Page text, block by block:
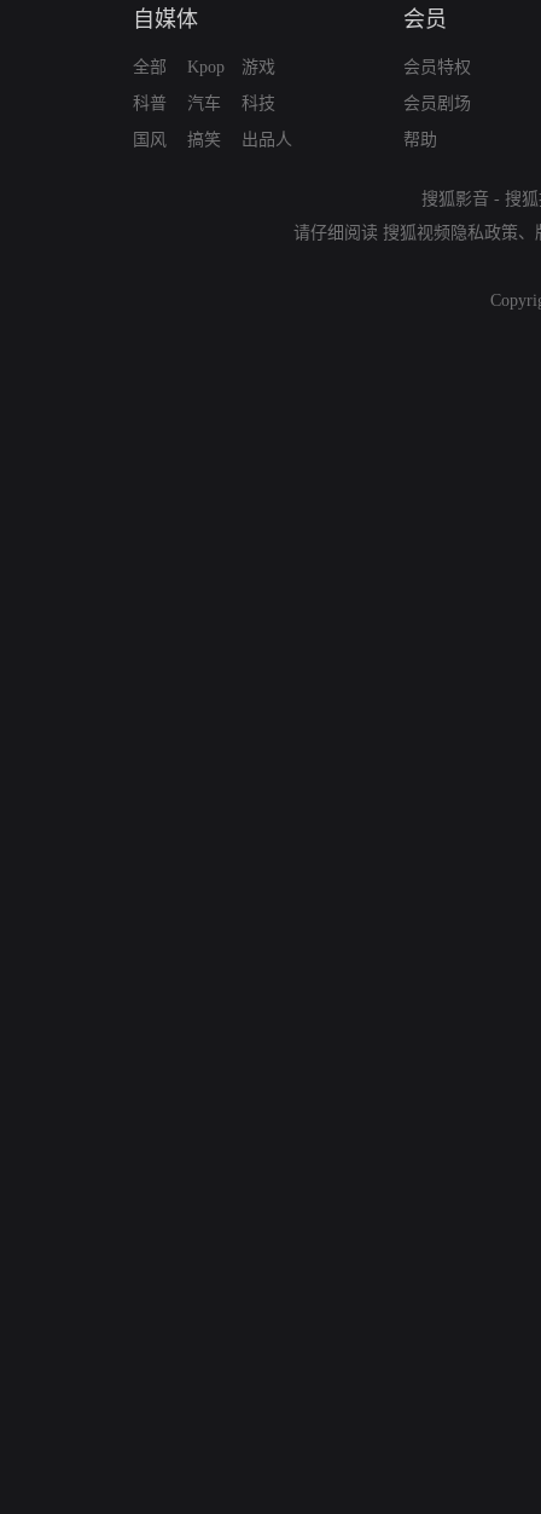
自媒体
全部
科普
国风
Kpop
汽车
搞笑
游戏
科技
出品人
会员
会员特权
会员剧场
帮助
搜狐影音 - 搜
请仔细阅读 搜狐视频隐私政策、